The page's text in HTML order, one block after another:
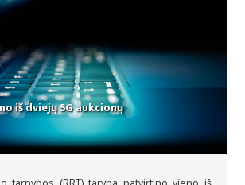
iš dviejų 5G aukcionų